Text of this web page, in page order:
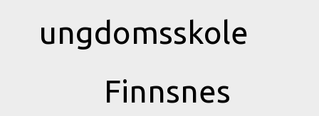
ungdomsskole
Finnsnes